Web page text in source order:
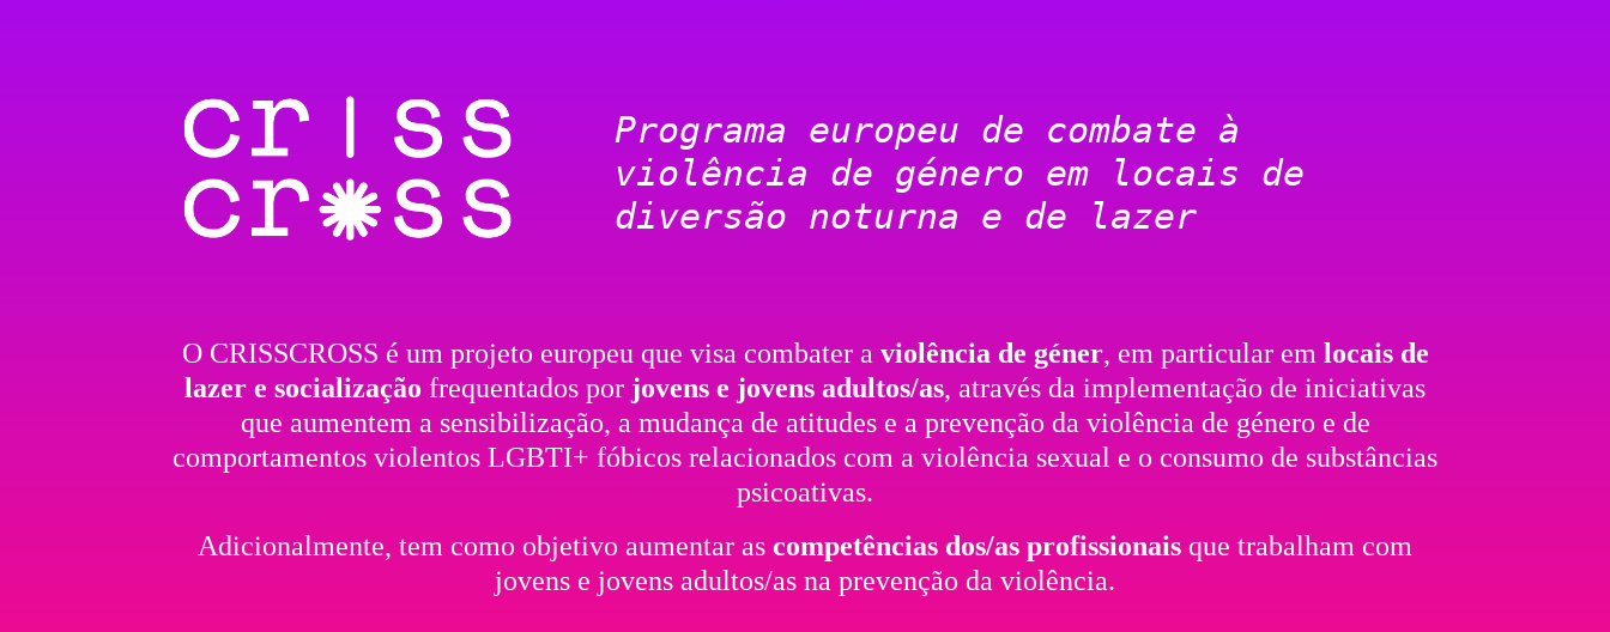
Programa europeu de combate à
violência de género em locais de
diversão noturna e de lazer
O CRISSCROSS é um projeto europeu que visa combater a violência de géner, em particular em locais de
lazer e socialização frequentados por jovens e jovens adultos/as, através da implementação de iniciativas
que aumentem a sensibilização, a mudança de atitudes e a prevenção da violência de género e de
comportamentos violentos LGBTI+ fóbicos relacionados com a violência sexual e o consumo de substâncias
psicoativas.
Adicionalmente, tem como objetivo aumentar as competências dos/as profissionais que trabalham com
jovens e jovens adultos/as na prevenção da violência.